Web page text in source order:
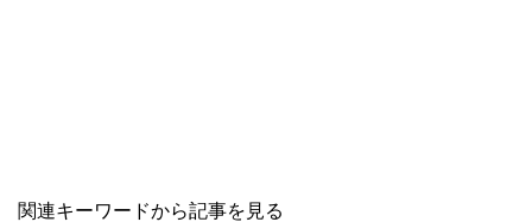
関連キーワードから記事を見る